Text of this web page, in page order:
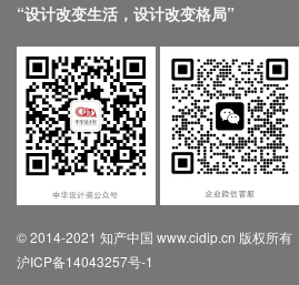
“设计改变生活，设计改变格局”
© 2014-2021 知产中国 www.cidip.cn 版权所有
沪ICP备14043257号-1